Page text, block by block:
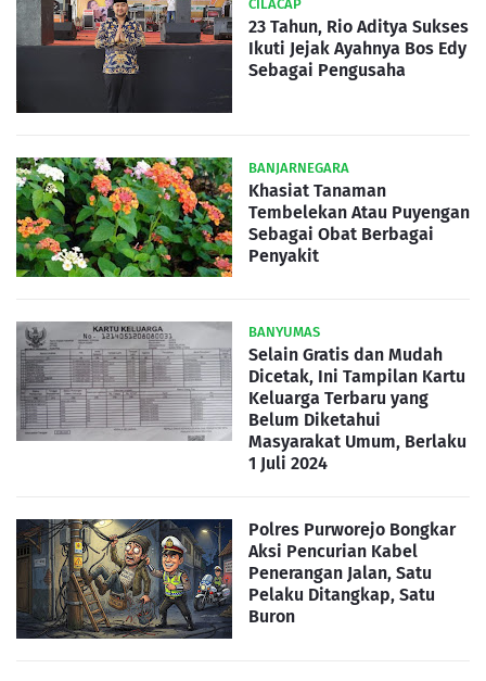
CILACAP
23 Tahun, Rio Aditya Sukses
Ikuti Jejak Ayahnya Bos Edy
Sebagai Pengusaha
BANJARNEGARA
Khasiat Tanaman
Tembelekan Atau Puyengan
Sebagai Obat Berbagai
Penyakit
BANYUMAS
Selain Gratis dan Mudah
Dicetak, Ini Tampilan Kartu
Keluarga Terbaru yang
Belum Diketahui
Masyarakat Umum, Berlaku
1 Juli 2024
Polres Purworejo Bongkar
Aksi Pencurian Kabel
Penerangan Jalan, Satu
Pelaku Ditangkap, Satu
Buron